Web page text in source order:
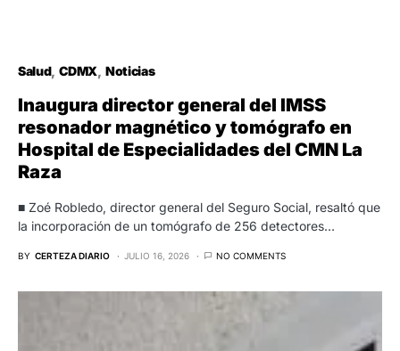
Salud CDMX Noticias
Inaugura director general del IMSS
resonador magnético y tomógrafo en
Hospital de Especialidades del CMN La
Raza
■ Zoé Robledo, director general del Seguro Social, resaltó que
la incorporación de un tomógrafo de 256 detectores…
BY CERTEZA DIARIO JULIO 16, 2026 NO COMMENTS